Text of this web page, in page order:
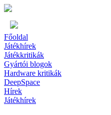
Főoldal
Játékhírek
Játékkritikák
Gyártói blogok
Hardware kritikák
DeepSpace
Hírek
Játékhírek